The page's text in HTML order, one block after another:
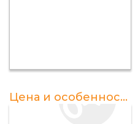
Цена и особенности живого молодого петуха